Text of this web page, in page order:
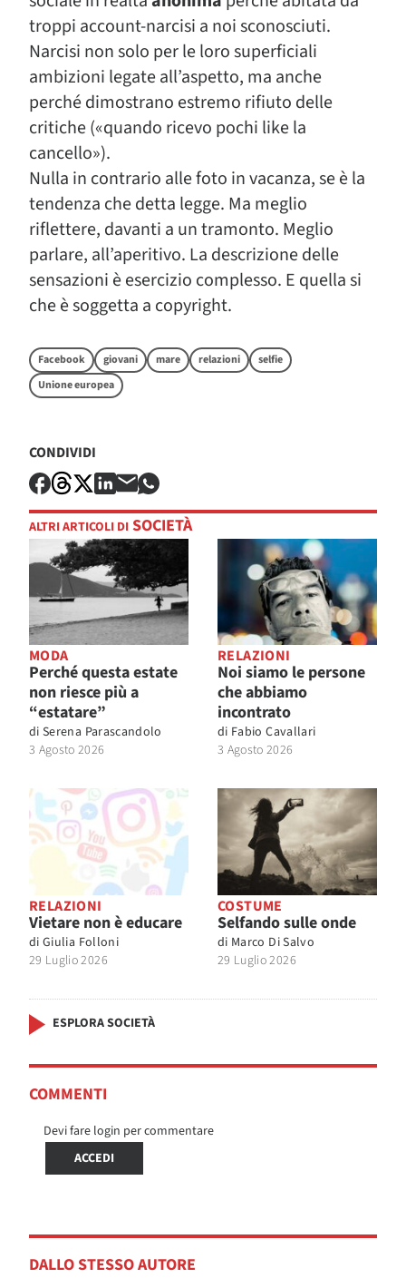
troppi account-narcisi a noi sconosciuti.
Narcisi non solo per le loro superficiali
ambizioni legate all’aspetto, ma anche
perché dimostrano estremo rifiuto delle
critiche («quando ricevo pochi like la
cancello»).
Nulla in contrario alle foto in vacanza, se è la
tendenza che detta legge. Ma meglio
riflettere, davanti a un tramonto. Meglio
parlare, all’aperitivo. La descrizione delle
sensazioni è esercizio complesso. E quella si
che è soggetta a copyright.
Facebook giovani mare relazioni
selfie
Unione europea
CONDIVIDI
ALTRI ARTICOLI DI SOCIETÀ
MODA
Perché questa estate
non riesce più a
“estatare”
di Serena Parascandolo
3 Agosto 2026
RELAZIONI
Noi siamo le persone
che abbiamo
incontrato
di Fabio Cavallari
3 Agosto 2026
RELAZIONI
Vietare non è educare
di Giulia Folloni
29 Luglio 2026
COSTUME
Selfando sulle onde
di Marco Di Salvo
29 Luglio 2026
ESPLORA SOCIETÀ
COMMENTI
Devi fare login per commentare
ACCEDI
DALLO STESSO AUTORE